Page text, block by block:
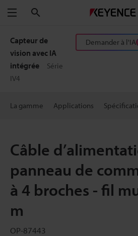
Menu
Capteur de
vision avec IA
intégrée
Série
IV4
Demander à l'IA
La gamme Applications
Câble
panneau de
à 4 broches - fil
m
OP-87443